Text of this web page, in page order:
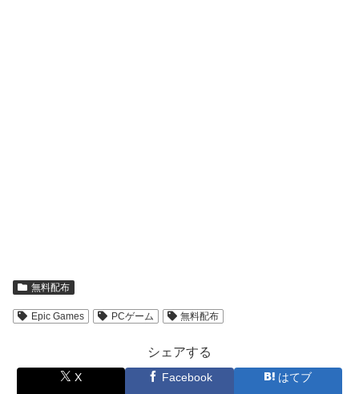
無料配布
Epic Games PCゲーム 無料配布
シェアする
X Facebook はてブ